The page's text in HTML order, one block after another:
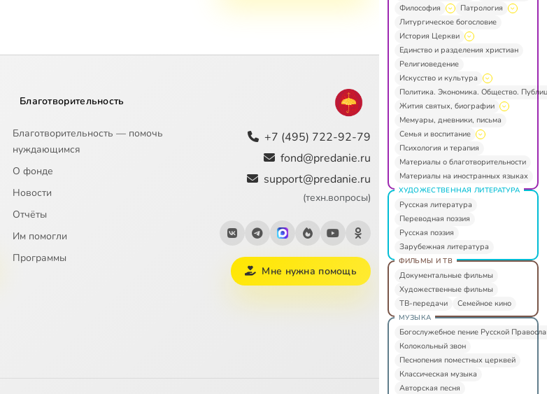
Благотворительность
Благотворительность — помочь
нуждающимся
О фонде
Новости
Отчёты
Им помогли
Программы
+7 (495) 722-92-79
fond@predanie.ru
support@predanie.ru
(техн.вопросы)
Мне нужна помощь
Философия
Патрология
Литургическое богословие
История Церкви
Единство и разделения христиан
Религиоведение
Искусство и культура
Политика. Экономика. Общество.
Жития святых, биографии
Мемуары, дневники, письма
Семья и воспитание
Психология и терапия
Материалы о благотворительности
Материалы на иностранных языках
ХУДОЖЕСТВЕННАЯ ЛИТЕРАТУРА
Русская литература
Переводная поэзия
Русская поэзия
Зарубежная литература
ФИЛЬМЫ И ТВ
Документальные фильмы
Художественные фильмы
ТВ-передачи
Семейное кино
МУЗЫКА
Богослужебное пение Русской
Колокольный звон
Песнопения поместных церквей
Классическая музыка
Авторская песня